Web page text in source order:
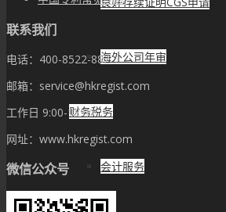
海外公司年审
财务税务
会计服务
联系我们
电话：400-8522-882
邮箱：service@hkregist.com
工作日 9:00-18:00
网址：www.hkregist.com
微信公众号